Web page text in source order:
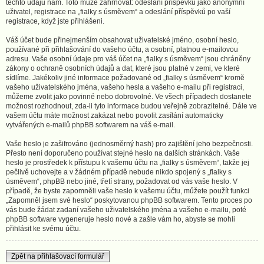
těchto údajů nám. Toto může zahrnovat: odeslání příspěvků jako anonymní
uživatel, registrace na „fialky s úsměvem“ a odeslání příspěvků po vaší
registrace, když jste přihlášeni.
Váš účet bude přinejmenším obsahovat uživatelské jméno, osobní heslo,
používané při přihlašování do vašeho účtu, a osobní, platnou e-mailovou
adresu. Vaše osobní údaje pro váš účet na „fialky s úsměvem“ jsou chráněny
zákony o ochraně osobních údajů a dat, které jsou platné v zemi, ve které
sídlíme. Jakékoliv jiné informace požadované od „fialky s úsměvem“ kromě
vašeho uživatelského jména, vašeho hesla a vašeho e-mailu při registraci,
můžeme zvolit jako povinné nebo dobrovolné. Ve všech případech dostanete
možnost rozhodnout, zda-li tyto informace budou veřejně zobrazitelné. Dále ve
vašem účtu máte možnost zakázat nebo povolit zasílání automaticky
vytvářených e-mailů phpBB softwarem na váš e-mail.
Vaše heslo je zašifrováno (jednosměrný hash) pro zajištění jeho bezpečnosti.
Přesto není doporučeno používat stejné heslo na dalších stránkách. Vaše
heslo je prostředek k přístupu k vašemu účtu na „fialky s úsměvem“, takže jej
pečlivě uchovejte a v žádném případě nebude nikdo spojený s „fialky s
úsměvem“, phpBB nebo jiné, třetí strany, požadovat od vás vaše heslo. V
případě, že byste zapomněli vaše heslo k vašemu účtu, můžete použít funkci
„Zapomněl jsem své heslo“ poskytovanou phpBB softwarem. Tento proces po
vás bude žádat zadaní vašeho uživatelského jména a vašeho e-mailu, poté
phpBB software vygeneruje heslo nové a zašle vám ho, abyste se mohli
přihlásit ke svému účtu.
Zpět na přihlašovací formulář